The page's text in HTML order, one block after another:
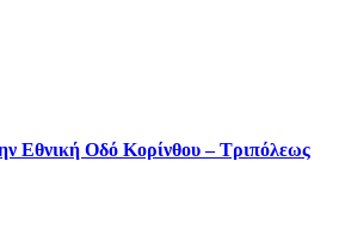
Εθνική Oδό Κορίνθου – Τριπόλεως